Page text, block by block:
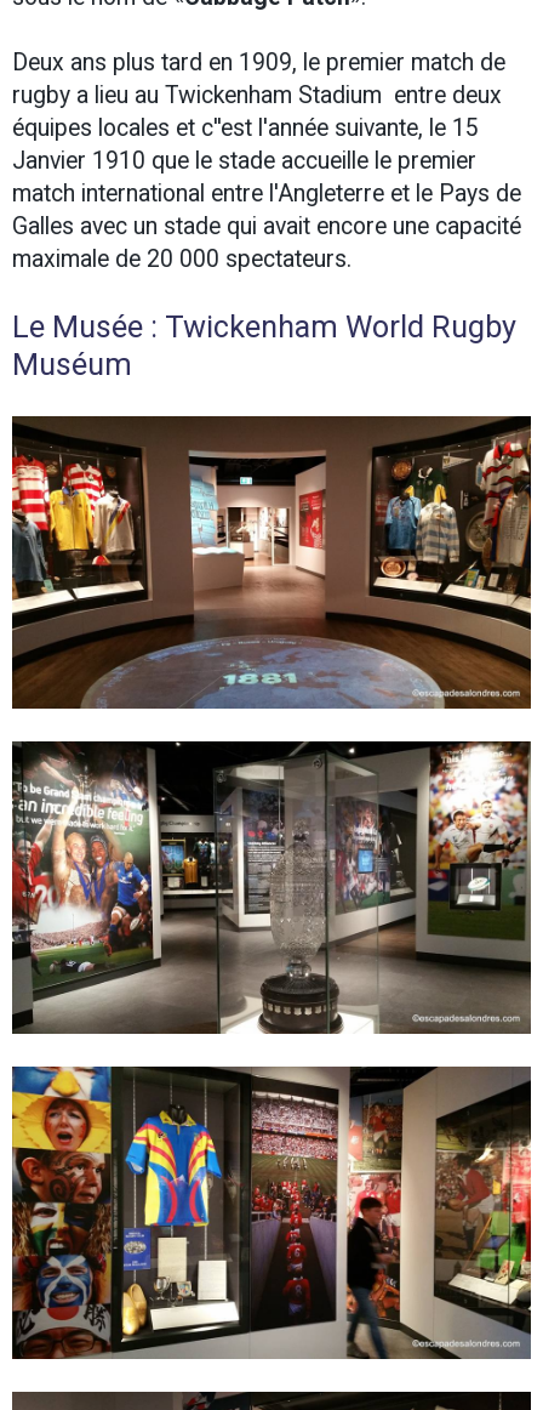
Deux ans plus tard en 1909, le premier match de
rugby a lieu au Twickenham Stadium entre deux
équipes locales et c''est l'année suivante, le 15
Janvier 1910 que le stade accueille le premier
match international entre l'Angleterre et le Pays de
Galles avec un stade qui avait encore une capacité
maximale de 20 000 spectateurs.
Le Musée : Twickenham World Rugby
Muséum